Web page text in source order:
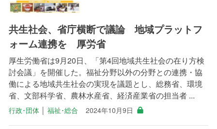
共生社会、省庁横断で議論 地域プラットフ
ォーム連携を 厚労省
厚生労働省は9月20日、「第4回地域共生社会の在り方検
討会議」を開催した。福祉分野以外の分野との連携・協
働による地域共生社会の実現を議題とし、総務省、環境
省、文部科学省、農林水産省、経済産業省の担当者 ...
行政･団体│ 福祉･総合 2024年10月9日